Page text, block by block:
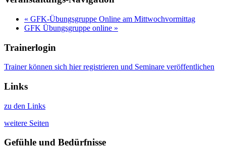
« GFK-Übungsgruppe Online am Mittwochvormittag
GFK Übungsgruppe online »
Trainerlogin
Trainer können sich hier registrieren und Seminare veröffentlichen
Links
zu den Links
weitere Seiten
Gefühle und Bedürfnisse